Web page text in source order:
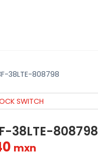
38LTE-808798
SWITCH
38LTE-808798
mxn